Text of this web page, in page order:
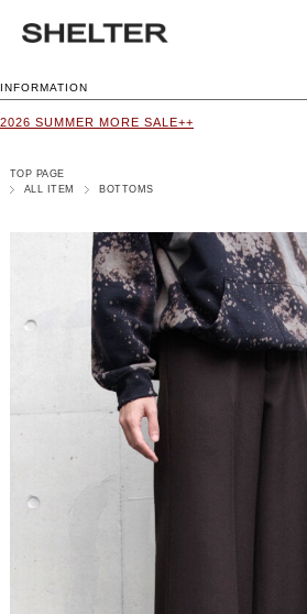
INFORMATION
2026 SUMMER MORE SALE++
TOP PAGE
ALL ITEM
BOTTOMS